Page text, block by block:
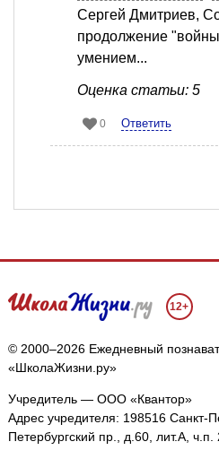
Сергей Дмитриев,
продолжение
умением...
Оценка статьи: 5
0 Ответить
12+
© 2000–2026 Ежедневный
«ШколаЖизни.ру»
Учредитель — ООО «Квантор»
Адрес учредителя: 198516 Санкт-
Петербургский пр., д.60, лит.А,